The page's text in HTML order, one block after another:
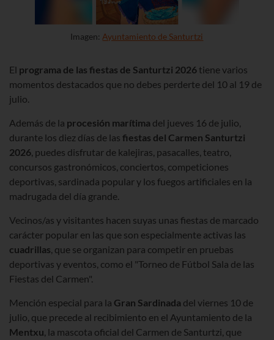
Imagen: Ayuntamiento de Santurtzi
El programa de las fiestas de Santurtzi 2026 tiene varios
momentos destacados que no debes perderte del 10 al 19 de
julio.
Además de la procesión marítima del jueves 16 de julio,
durante los diez días de las fiestas del Carmen Santurtzi
2026, puedes disfrutar de kalejiras, pasacalles, teatro,
concursos gastronómicos, conciertos, competiciones
deportivas, sardinada popular y los fuegos artificiales en la
madrugada del día grande.
Vecinos/as y visitantes hacen suyas unas fiestas de marcado
carácter popular en las que son especialmente activas las
cuadrillas, que se organizan para competir en pruebas
deportivas y eventos, como el "Torneo de Fútbol Sala de las
Fiestas del Carmen".
Mención especial para la Gran Sardinada del viernes 10 de
julio, que precede al recibimiento en el Ayuntamiento de la
Mentxu, la mascota oficial del Carmen de Santurtzi, que